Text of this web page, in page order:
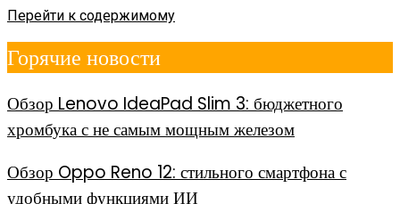
Перейти к содержимому
Горячие новости
Обзор Lenovo IdeaPad Slim 3: бюджетного
хромбука с не самым мощным железом
Обзор Oppo Reno 12: стильного смартфона с
удобными функциями ИИ